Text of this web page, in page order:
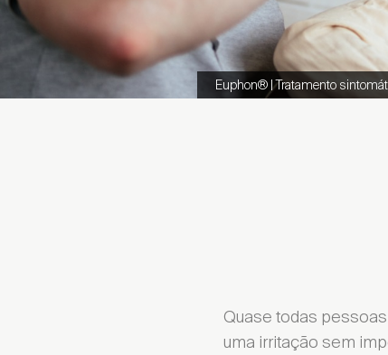
Euphon® | Tratamento
Quase todas
uma irritação sem